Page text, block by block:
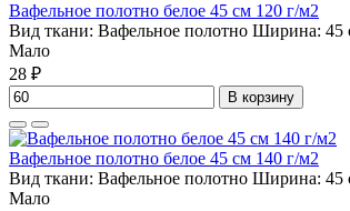
Вафельное полотно белое 45 см 120 г/м2
Вид ткани: Вафельное полотно Ширина: 45
Мало
28 ₽
В корзину
Вафельное полотно белое 45 см 140 г/м2
Вид ткани: Вафельное полотно Ширина: 45
Мало